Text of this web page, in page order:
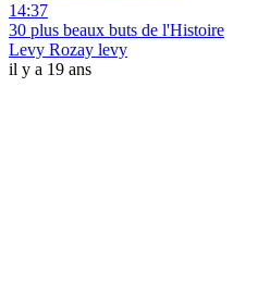
14:37
30 plus beaux buts de l'Histoire
Levy Rozay levy
il y a 19 ans